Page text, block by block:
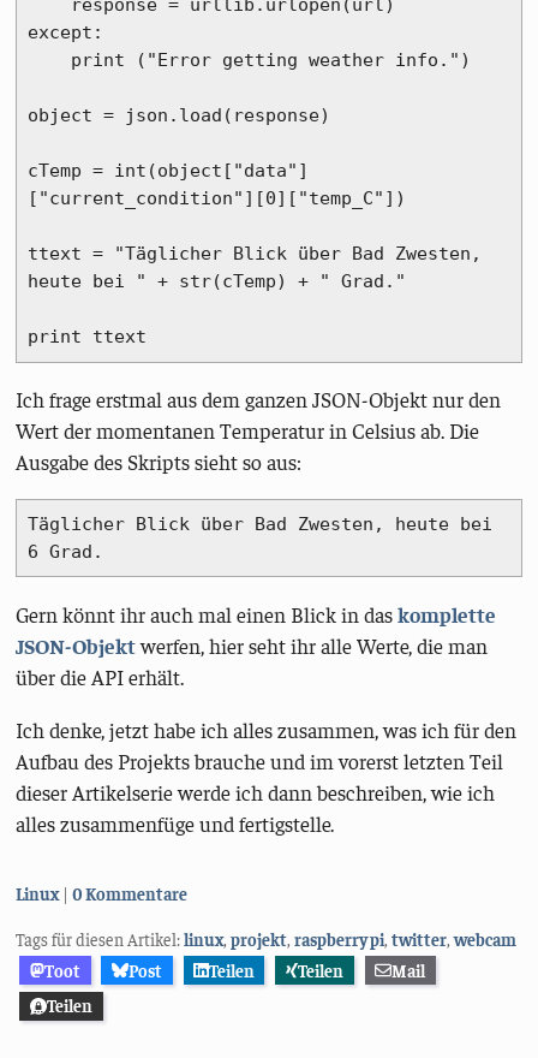
except:
object = json.load(response)
cTemp = int(object["data"]
["current_condition"][0]["temp_C"])
ttext = "Täglicher Blick über Bad Zwesten,
heute bei " + str(cTemp) + " Grad."
print ttext
Ich frage erstmal aus dem ganzen JSON-Objekt nur den
Wert der momentanen Temperatur in Celsius ab. Die
Ausgabe des Skripts sieht so aus:
Täglicher Blick über Bad Zwesten, heute bei
6 Grad.
Gern könnt ihr auch mal einen Blick in daskomplette
JSON-Objektwerfen, hier seht ihr alle Werte, die man
über die API erhält.
Ich denke, jetzt habe ich alles zusammen, was ich für den
Aufbau des Projekts brauche und im vorerst letzten Teil
dieser Artikelserie werde ich dann beschreiben, wie ich
alles zusammenfüge und fertigstelle.
Kategorien:
Linux 0 Kommentare
Tags für diesen Artikel:linux,projekt,raspberry pi,twitter,webcam
Toot
Post Teilen Teilen
Mail
Teilen